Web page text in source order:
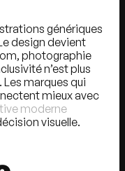
génériques
design devient
photographie
n’est plus
Les marques qui
mieux avec
moderne
visuelle.